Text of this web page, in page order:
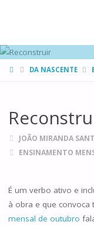
HOMEDA NASCENTE
JOÃO MIRANDA
ENSINAMENTO
É um verbo ativo e
à obra e que convoca
mensal de outubro